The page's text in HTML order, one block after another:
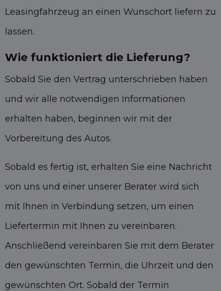
Leasingfahrzeug an einen Wunschort liefern zu
lassen.
Wie funktioniert die Lieferung?
Sobald Sie den Vertrag unterschrieben haben
und wir alle notwendigen Informationen
erhalten haben, beginnen wir mit der
Vorbereitung des Autos.
Sobald es fertig ist, erhalten Sie eine Nachricht
von uns und einer unserer Berater wird sich
mit Ihnen in Verbindung setzen, um einen
Liefertermin mit Ihnen zu vereinbaren.
Anschließend vereinbaren Sie mit dem Berater
den gewünschten Termin, die Uhrzeit und den
gewünschten Ort. Sobald der Termin